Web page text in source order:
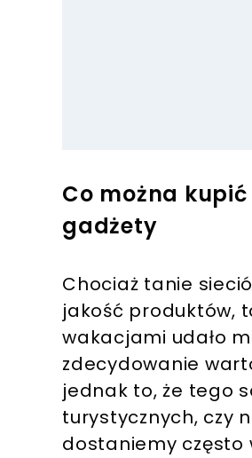
Co można
gadżety
Chociaż tanie
jakość produktów,
wakacjami udało
zdecydowanie
jednak to, że tego
turystycznych, czy
dostaniemy często